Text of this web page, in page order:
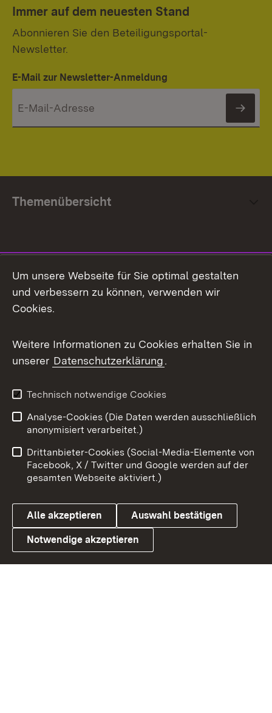
Immer auf dem neuesten Stand
Abonnieren Sie den Beteiligungsportal-
Newsletter.
E-Mail zur Newsletter-Anmeldung
Themenübersicht
Facebook
X / Twitter
Youtube
Link zum Landesportal
Impressum
Kontakt
Barrierefreiheit
Datenschutz
Cookies
Um unsere Webseite für Sie optimal gestalten
und verbessern zu können, verwenden wir
Cookies.
Weitere Informationen zu Cookies erhalten Sie in
unserer Datenschutzerklärung.
Technisch notwendige Cookies
Analyse-Cookies (Die Daten werden ausschließlich
anonymisiert verarbeitet.)
Drittanbieter-Cookies (Social-Media-Elemente von
Facebook, X / Twitter und Google werden auf der
gesamten Webseite aktiviert.)
Alle akzeptieren Auswahl bestätigen
Notwendige akzeptieren